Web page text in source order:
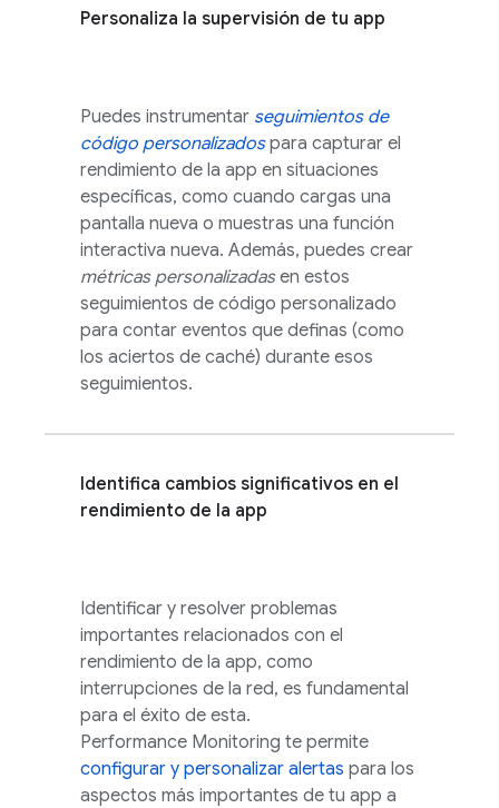
Personaliza la supervisión de tu app
Puedes instrumentar seguimientos de
código personalizadospara capturar el
rendimiento de la app en situaciones
específicas, como cuando cargas una
pantalla nueva o muestras una función
interactiva nueva. Además, puedes crear
métricas personalizadasen estos
seguimientos de código personalizado
para contar eventos que definas (como
los aciertos de caché) durante esos
seguimientos.
Identifica cambios significativos en el
rendimiento de la app
Identificar y resolver problemas
importantes relacionados con el
rendimiento de la app, como
interrupciones de la red, es fundamental
para el éxito de esta.
Performance Monitoring te permite
configurar y personalizar alertas para los
aspectos más importantes de tu app a